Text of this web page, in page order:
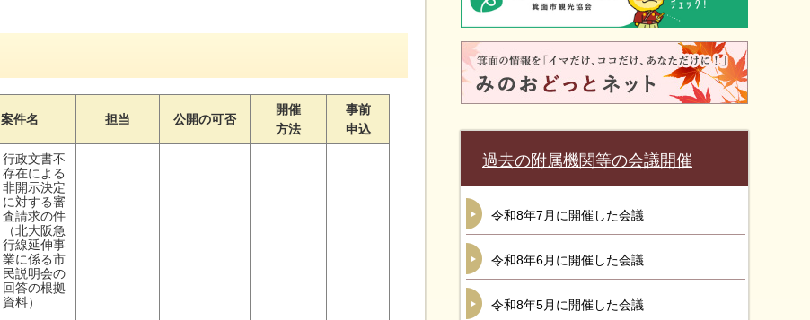
案件名 担当 公開の可否
開催
方法
事前
申込
行政文書不
存在による
非開示決定
に対する審
査請求の件
（北大阪急
行線延伸事
業に係る市
民説明会の
回答の根拠
資料）
過去の附属機関等の会議開催
令和8年7月に開催した会議
令和8年6月に開催した会議
令和8年5月に開催した会議